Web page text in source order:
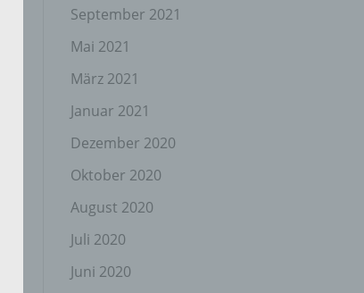
September 2021
Mai 2021
März 2021
Januar 2021
Dezember 2020
Oktober 2020
August 2020
Juli 2020
Juni 2020